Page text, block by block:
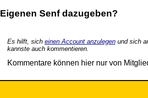
Eigenen Senf dazugeben?
Es hilft, sich einen Account anzulegenund sich
kannste auch kommentieren.
Kommentare können hier nur von